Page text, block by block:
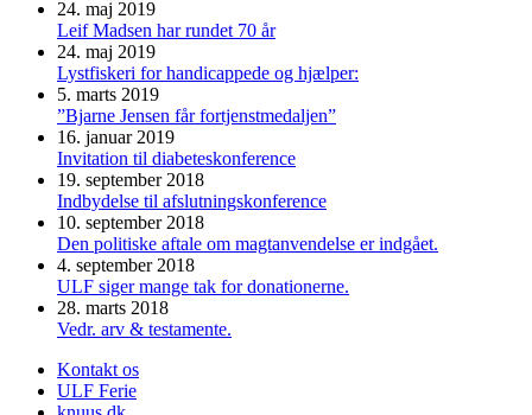
24. maj 2019
Leif Madsen har rundet 70 år
24. maj 2019
Lystfiskeri for handicappede og hjælper:
5. marts 2019
”Bjarne Jensen får fortjenstmedaljen”
16. januar 2019
Invitation til diabeteskonference
19. september 2018
Indbydelse til afslutningskonference
10. september 2018
Den politiske aftale om magtanvendelse er indgået.
4. september 2018
ULF siger mange tak for donationerne.
28. marts 2018
Vedr. arv & testamente.
Kontakt os
ULF Ferie